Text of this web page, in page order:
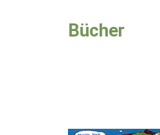
Bücher